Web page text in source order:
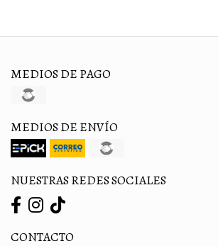
MEDIOS DE PAGO
MEDIOS DE ENVÍO
NUESTRAS REDES SOCIALES
CONTACTO